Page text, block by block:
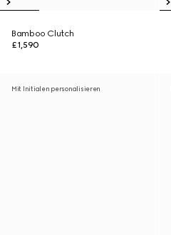
Bamboo Clutch
£1,590
Mit Initialen personalisieren